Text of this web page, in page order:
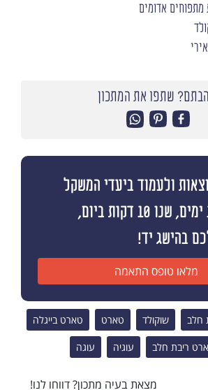
מתפוחים אדומים
שתפו את המתכון
ולעמוד ביעדי המשקל
שלכם תוך 10 ימים, שנו 10 דקות ביום,
בהישג יד!
מלאו טופס התאמה
חלב שוקולד טארט טארט בייגלה
ריבת חלב עוגיה עוגה
מצאת בעיה מתכון? דווחו לנו!